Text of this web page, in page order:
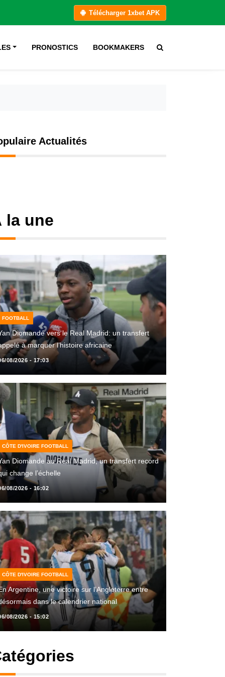
Télécharger 1xbet APK
PRONOSTICS BOOKMAKERS
Actualités
la une
FOOTBALL
Diomandé vers le Real Madrid: un transfert
à marquer l’histoire africaine
08/2026 - 17:03
CÔTE D'IVOIRE FOOTBALL
Diomande au Real Madrid, un transfert record
change l’échelle
08/2026 - 16:02
CÔTE D'IVOIRE FOOTBALL
Argentine, une victoire sur l’Angleterre entre
dans le calendrier national
08/2026 - 15:02